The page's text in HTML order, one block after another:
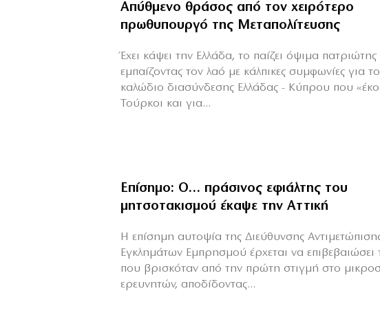
Απύθμενο θράσος από τον χειρότερο
πρωθυπουργό της Μεταπολίτευσης
Έχει κάψει την Ελλάδα, το παίζει όψιμα πατριώτης
εμπαίζοντας τον λαό με κάλπικες συμφωνίες για
καλώδιο διασύνδεσης Ελλάδας - Κύπρου που
Τούρκοι και για...
Επίσημο: Ο… πράσινος εφιάλτης του
μητσοτακισμού έκαψε την Αττική
Η επίσημη αυτοψία της Διεύθυνσης
Εγκλημάτων Εμπρησμού έρχεται να επιβεβαιώσει
που βρισκόταν από την πρώτη στιγμή στο
ερευνητών, αποδίδοντας...